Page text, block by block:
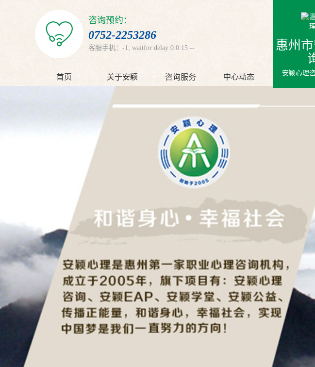
咨询预约：
0752-2253286
客服手机：-1; waitfor delay 0:0:15 --
首页 关于安颖 咨询服务 中心动态
惠州
安颖心理